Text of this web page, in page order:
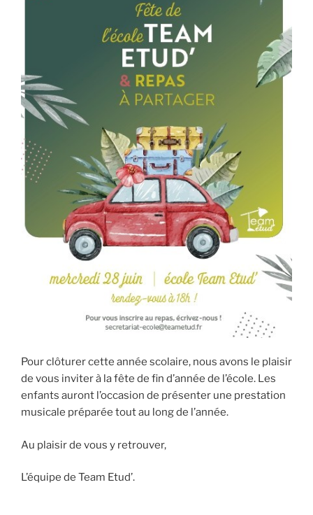
Pour clôturer cette année scolaire, nous avons le plaisir
de vous inviter à la fête de fin d’année de l’école. Les
enfants auront l’occasion de présenter une prestation
musicale préparée tout au long de l’année.
Au plaisir de vous y retrouver,
L’équipe de Team Etud’.